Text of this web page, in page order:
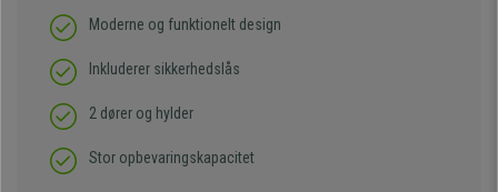
Moderne og funktionelt design
Inkluderer sikkerhedslås
2 dører og hylder
Stor opbevaringskapacitet